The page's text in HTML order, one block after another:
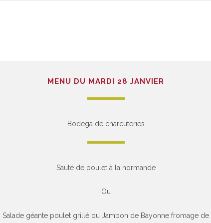
MENU DU MARDI 28 JANVIER
Bodega de charcuteries
Sauté de poulet à la normande
Ou
Salade géante poulet grillé ou Jambon de Bayonne fromage de